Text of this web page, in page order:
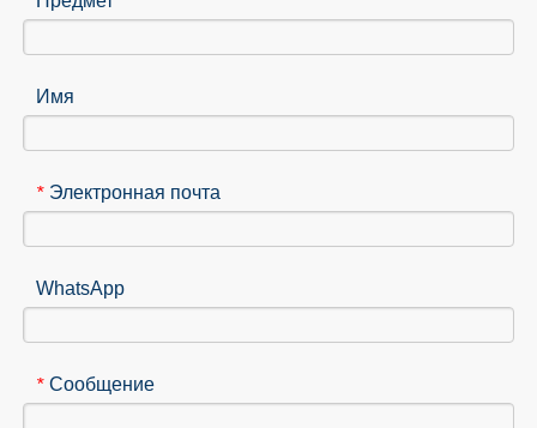
Имя
* Электронная почта
WhatsApp
* Сообщение